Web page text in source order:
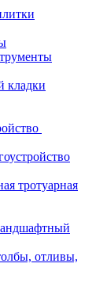
кладки
тротуарная
отливы,